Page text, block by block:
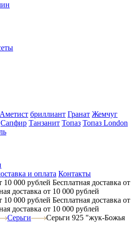
Аметист бриллиант Гранат Жемчуг
Сапфир Танзанит Топаз Топаз London
и оплата Контакты
10 000 рублей Бесплатная доставка от
доставка от 10 000 рублей
10 000 рублей Бесплатная доставка от
доставка от 10 000 рублей
Серьги
Серьги 925 "жук-Божья